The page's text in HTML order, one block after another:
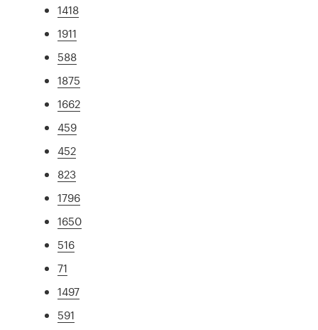
1418
1911
588
1875
1662
459
452
823
1796
1650
516
71
1497
591